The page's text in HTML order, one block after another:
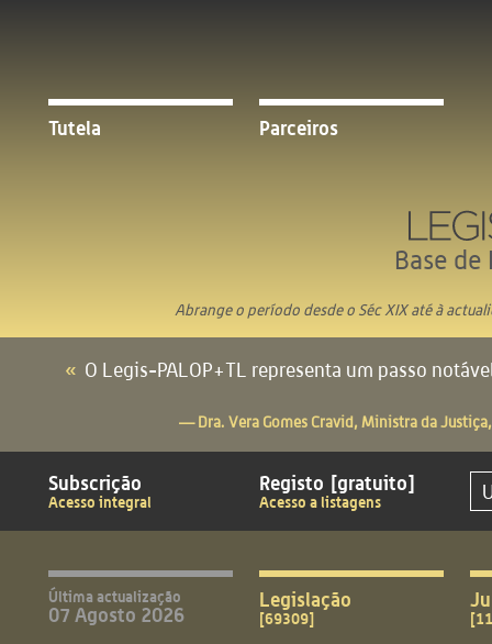
Tutela Parceiros
Base
Abrange o período desde o Séc XIX até à
O Legis-PALOP+TL representa um passo
— Dra. Vera Gomes Cravid, Ministra da
Subscrição
Acesso integral
Registo [gratuito]
Acesso a listagens
Última actualização
07 Agosto 2026
Legislação
[69309]